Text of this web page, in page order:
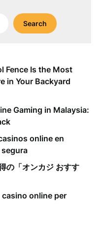
Search
Fence Is the Most
in Your Backyard
Gaming in Malaysia:
online en
の「オンカジ おすす
online per